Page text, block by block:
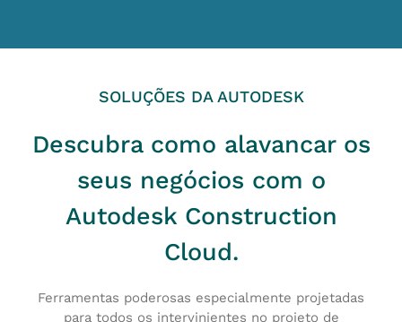
SOLUÇÕES DA AUTODESK
Descubra como alavancar os
seus negócios com o
Autodesk Construction
Cloud.
Ferramentas poderosas especialmente projetadas
para todos os intervinientes ​​no projeto de